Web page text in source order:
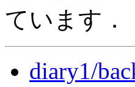
ています．
diary1/